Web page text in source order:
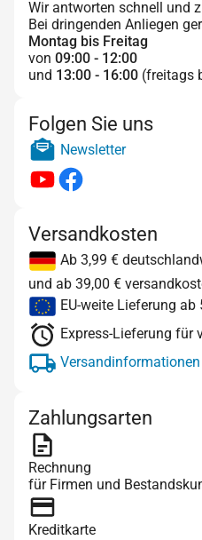
Wir antworten schnell und
Bei dringenden Anliegen
Montag bis Freitag
von 09:00 - 12:00
und 13:00 - 16:00 (freitags
Folgen Sie uns
Newsletter
Versandkosten
Ab 3,99 €
und ab 39,00 €
EU-weite Lieferung ab
Express-Lieferung für
Versandinformationen
Zahlungsarten
Rechnung
für Firmen und
Kreditkarte